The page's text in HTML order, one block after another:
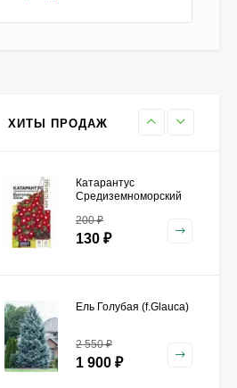
ХИТЫ ПРОДАЖ
Катарантус
Средиземноморский
алтая]
200₽
130 ₽
Ель Голубая (f.Glauca)
2 550₽
1 900 ₽